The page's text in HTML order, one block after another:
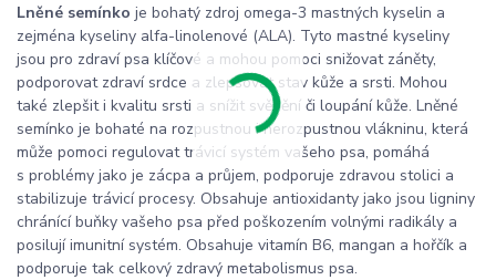
Lněné semínko je bohatý zdroj omega-3 mastných kyselin a
zejména kyseliny alfa-linolenové (ALA). Tyto mastné kyseliny
jsou pro zdraví psa klíčové a mohou pomoci snižovat záněty,
podporovat zdraví srdce a zlepšovat stav kůže a srsti. Mohou
také zlepšit i kvalitu srsti a snížit svědění či loupání kůže. Lněné
semínko je bohaté na rozpustnou i nerozpustnou vlákninu, která
může pomoci regulovat trávicí systém vašeho psa, pomáhá
s problémy jako je zácpa a průjem, podporuje zdravou stolici a
stabilizuje trávicí procesy. Obsahuje antioxidanty jako jsou ligniny
chránící buňky vašeho psa před poškozením volnými radikály a
posilují imunitní systém. Obsahuje vitamín B6, mangan a hořčík a
podporuje tak celkový zdravý metabolismus psa.